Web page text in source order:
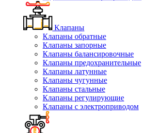
Клапаны
Клапаны обратные
Клапаны запорные
Клапаны балансировочные
Клапаны предохранительные
Клапаны латунные
Клапаны чугунные
Клапаны стальные
Клапаны регулирующие
Клапаны с электроприводом